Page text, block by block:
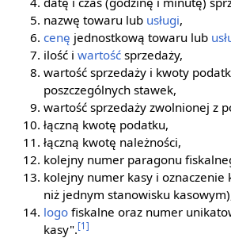
nazwę towaru lub usługi,
cenę jednostkową towaru lub
ilość iwartość sprzedaży,
wartość sprzedaży i kwoty
poszczególnych stawek,
wartość sprzedaży zwolnionej z
łączną kwotę podatku,
łączną kwotę należności,
kolejny numer paragonu
kolejny numer kasy i oznaczenie
niż jednym stanowisku
logo fiskalne oraz numer
kasy".[1]